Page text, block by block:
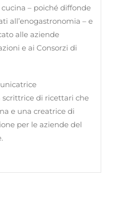
– poiché diffonde
all’enogastronomia – e
alle aziende
e ai Consorzi di
di ricettari che
e una creatrice di
per le aziende del